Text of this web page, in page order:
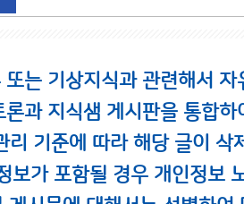
는 기상지식과 관련해서
론과 지식샘 게시판을 통합하
리 기준에 따라 해당 글이 삭
보가 포함될 경우 개인정보